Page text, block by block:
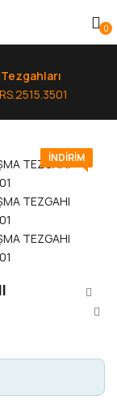
0
INDIRIM